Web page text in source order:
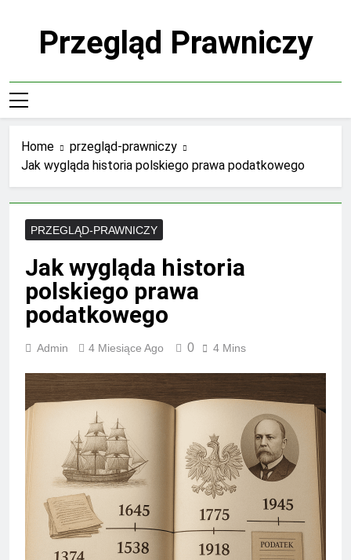
Przegląd Prawniczy
Home
przegląd-prawniczy
Jak wygląda historia polskiego prawa podatkowego
PRZEGLĄD-PRAWNICZY
Jak wygląda historia
polskiego prawa
podatkowego
Admin 4 Miesiące Ago 0 4 Mins